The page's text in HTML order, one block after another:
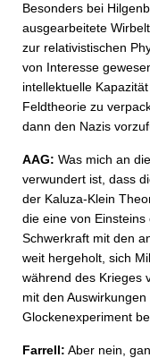
Besonders bei
ausgearbeitete
zur relativistischen
von Interesse
intellektuelle
Feldtheorie zu
dann den Nazis
AAG: Was mich an
verwundert ist, dass
der Kaluza-Klein
die eine von
Schwerkraft mit den
weit hergeholt, sich
während des Krieges
mit den
Glockenexperiment
Farrell: Aber nein,